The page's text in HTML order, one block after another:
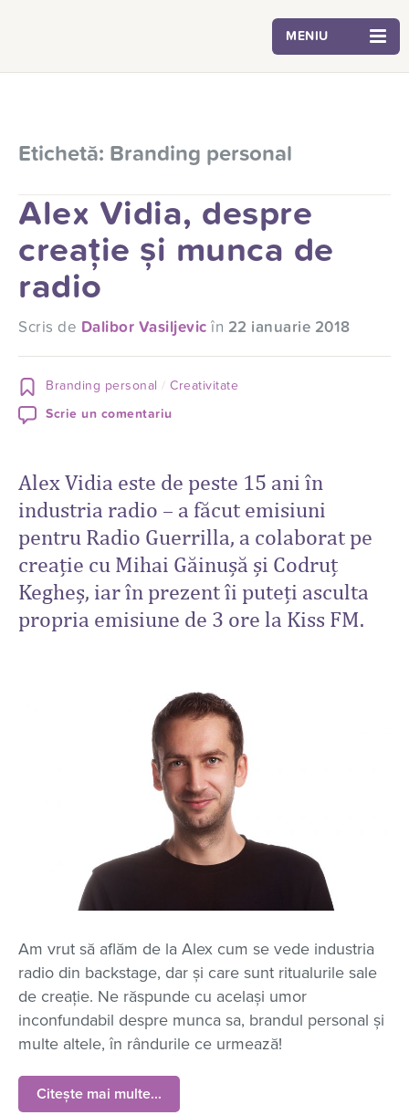
MENIU
Etichetă: Branding personal
Alex Vidia, despre
creație și munca de
radio
Scris de Dalibor Vasiljevic în 22 ianuarie 2018
Branding personal
Creativitate
Scrie un comentariu
Alex Vidia este de peste 15 ani în
industria radio – a făcut emisiuni
pentru Radio Guerrilla, a colaborat pe
creație cu Mihai Găinușă și Codruț
Kegheș, iar în prezent îi puteți asculta
propria emisiune de 3 ore la Kiss FM.
Am vrut să aflăm de la Alex cum se vede industria
radio din backstage, dar și care sunt ritualurile sale
de creație. Ne răspunde cu același umor
inconfundabil despre munca sa, brandul personal și
multe altele, în rândurile ce urmează!
Citește mai multe...